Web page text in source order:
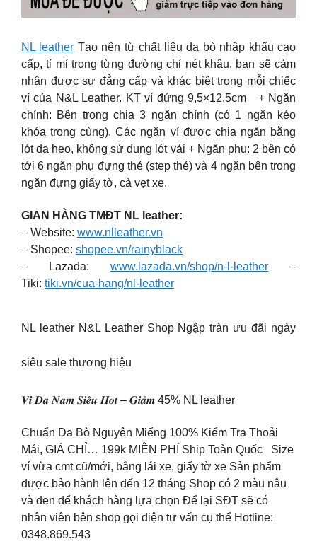
NL leather Tạo nên từ chất liệu da bò nhập khẩu cao
cấp, tỉ mỉ trong từng đường chỉ nét khâu, bạn sẽ cảm
nhận được sự đẳng cấp và khác biệt trong mỗi chiếc
ví của N&L Leather. KT ví đứng 9,5×12,5cm + Ngăn
chính: Bên trong chia 3 ngăn chính (có 1 ngăn kéo
khóa trong cùng). Các ngăn ví được chia ngăn bằng
lót da heo, không sử dụng lót vải + Ngăn phụ: 2 bên có
tới 6 ngăn phụ đựng thẻ (step thẻ) và 4 ngăn bên trong
ngăn đựng giấy tờ, cà vẹt xe.
GIAN HÀNG TMĐT NL leather:
– Website: www.nlleather.vn
– Shopee: shopee.vn/rainyblack
– Lazada: www.lazada.vn/shop/n-l-leather –
Tiki: tiki.vn/cua-hang/nl-leather
NL leather N&L Leather Shop Ngập tràn ưu đãi ngày
siêu sale thương hiệu
𝑽𝒊́ 𝑫𝒂 𝑵𝒂𝒎 𝑺𝒊𝒆̂𝒖 𝑯𝒐𝒕 – 𝑮𝒊𝒂̉𝒎 45% NL leather
Chuẩn Da Bò Nguyên Miếng 100% Kiểm Tra Thoải
Mái, GIÁ CHỈ… 199k MIỄN PHÍ Ship Toàn Quốc Size
ví vừa cmt cũ/mới, bằng lái xe, giấy tờ xe Sản phẩm
được bảo hành lên đến 12 tháng Shop có 2 màu nâu
và đen để khách hàng lựa chọn Để lại SĐT sẽ có
nhân viên bên shop gọi điện tư vấn cụ thể Hotline:
0348.869.543